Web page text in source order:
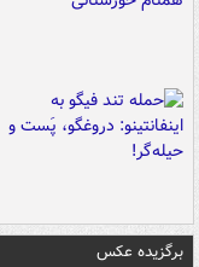
برگزیده عکس